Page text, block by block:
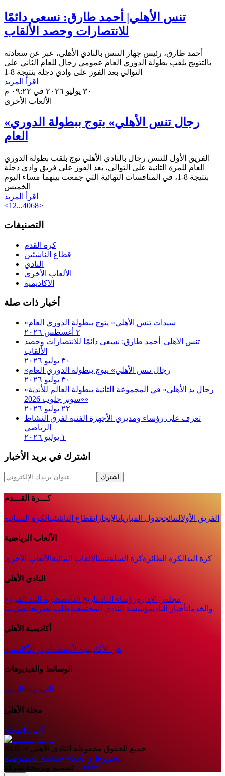
تنس الأهلي| أحمد طارق: نسعى دائمًا
للانتصارات وحصد الألقاب
أحمد طارق، رئيس جهاز التنس بالنادي الأهلي، عبر عن سعادته
بالتتويج بلقب بطولة الدوري العام عمومي رجال للعام الثاني على
التوالي بعد الفوز على وادي دجلة بنتيجة 8-1
اقرأ المزيد
٣٠ يوليو ٢٠٢٦ في ٠٩:٢٢ م
الألعاب الأخرى
«رجال تنس الأهلي» يتوج ببطولة الدوري
العام
الفريق الأول للتنس رجال بالنادي الأهلي توج بلقب بطولة الدوري
العام للمرة الثانية على التوالي، بعد الفوز على فريق وادي دجلة
بنتيجة 8-1، في المنافسات النهائية التي جمعت بينهما مساء اليوم
الخميس
اقرأ المزيد
<1 2...4068>
التصنيفات
كرة القدم
قطاع الناشئين
النادي
الألعاب الأخرى
الاكاديمية
أخبار ذات صلة
«سيدات تنس الأهلي» يتوج ببطولة الدوري العام
٢ أغسطس ٢٠٢٦
تنس الأهلي| أحمد طارق: نسعى دائمًا للانتصارات وحصد
الألقاب
٣٠ يوليو ٢٠٢٦
«رجال تنس الأهلي» يتوج ببطولة الدوري العام
٣٠ يوليو ٢٠٢٦
«رجال يد الأهلي» في المجموعة الثانية ببطولة العالم للأندية
«سوبر جلوب 2026»
٢٢ يوليو ٢٠٢٦
تعرف على رؤساء ومديري الأجهزة الفنية لفرق النشاط
الرياضي
١ يوليو ٢٠٢٦
اشترك في بريد الأخبار
اشترك
كـــرة القـــدم
الفريق الأولالنتائججدول المبارياتالإنجازاتقطاع الناشئينالكرة النسائية
الألعاب الرياضية
كرة اليد الكرة الطائرةكرة السلةتنسالألعاب المائية الألعاب الأخرى
النادى الأهلى
مجلس الإدارةرؤساء النادىتاريخ النادىعضوية النادىالفروع
والخدماتأخبار الناديمؤسسة النادي المجتمعيةطلب تصريحاتصل بنا
أكاديمية الأهلي
عن الأكاديمية الأنشطة أخبار الأكاديمية
الوسائط والفيديوهات
الفيديوهاتالصور
مجلة الأهلى
أعداد المجلة
جميع الحقوق محفوظة النادى الأهلى ©
2026
الشروط والأحكام|سياسة الخصوصية
تصميم وبرمجة شركة ICONS